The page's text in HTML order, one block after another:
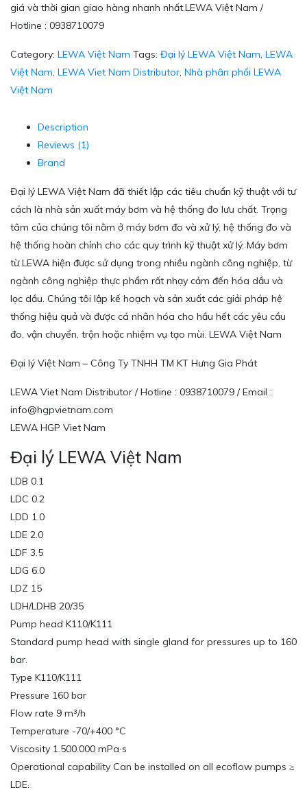
giá và thời gian giao hàng nhanh nhất.LEWA Việt Nam /
Hotline : 0938710079
Category: LEWA Việt Nam Tags: Đại lý LEWA Việt Nam, LEWA
Việt Nam, LEWA Viet Nam Distributor, Nhà phân phối LEWA
Việt Nam
Description
Reviews (1)
Brand
Đại lý LEWA Việt Nam đã thiết lập các tiêu chuẩn kỹ thuật với tư
cách là nhà sản xuất máy bơm và hệ thống đo lưu chất. Trọng
tâm của chúng tôi nằm ở máy bơm đo và xử lý, hệ thống đo và
hệ thống hoàn chỉnh cho các quy trình kỹ thuật xử lý. Máy bơm
từ LEWA hiện được sử dụng trong nhiều ngành công nghiệp, từ
ngành công nghiệp thực phẩm rất nhạy cảm đến hóa dầu và
lọc dầu. Chúng tôi lập kế hoạch và sản xuất các giải pháp hệ
thống hiệu quả và được cá nhân hóa cho hầu hết các yêu cầu
đo, vận chuyển, trộn hoặc nhiệm vụ tạo mùi. LEWA Việt Nam
Đại lý Việt Nam – Công Ty TNHH TM KT Hưng Gia Phát
LEWA Viet Nam Distributor / Hotline : 0938710079 / Email :
info@hgpvietnam.com
LEWA HGP Viet Nam
Đại lý LEWA Việt Nam
LDB 0.1
LDC 0.2
LDD 1.0
LDE 2.0
LDF 3.5
LDG 6.0
LDZ 15
LDH/LDHB 20/35
Pump head K110/K111
Standard pump head with single gland for pressures up to 160
bar.
Type K110/K111
Pressure 160 bar
Flow rate 9 m³/h
Temperature -70/+400 °C
Viscosity 1.500.000 mPa∙s
Operational capability Can be installed on all ecoflow pumps ≥
LDE.